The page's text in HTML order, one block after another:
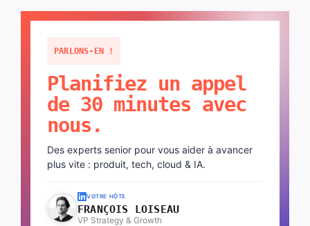
PARLONS-EN !
Planifiez un appel
de 30 minutes avec
nous.
Des experts senior pour vous aider à avancer
plus vite : produit, tech, cloud & IA.
VOTRE HÔTE
FRANÇOIS LOISEAU
VP Strategy & Growth